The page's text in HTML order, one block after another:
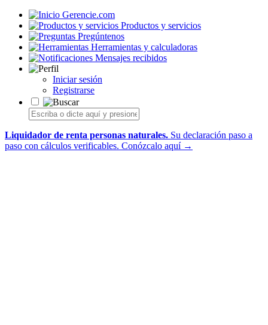
Gerencie.com
Productos y servicios
Pregúntenos
Herramientas y calculadoras
Mensajes recibidos
Iniciar sesión
Registrarse
Liquidador de renta personas naturales. Su declaración paso a
paso con cálculos verificables. Conózcalo aquí →